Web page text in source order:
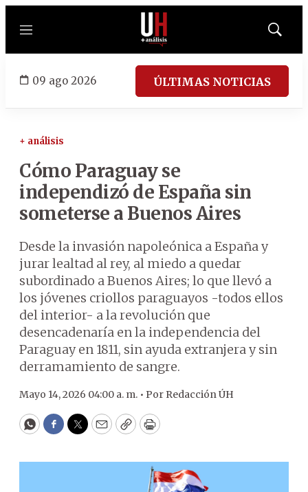
Menú
Mostrar
09 ago 2026 ÚLTIMAS NOTICIAS
+ análisis
Cómo Paraguay se
independizó de España sin
someterse a Buenos Aires
Desde la invasión napoleónica a España y
jurar lealtad al rey, al miedo a quedar
subordinado a Buenos Aires; lo que llevó a
los jóvenes criollos paraguayos -todos ellos
del interior- a la revolución que
desencadenaría en la independencia del
Paraguay en 1811, sin ayuda extranjera y sin
derramamiento de sangre.
Mayo 14, 2026 04:00 a. m. • Por Redacción ÚH
WhatsApp
Facebook
Twitter
EmailCopyPrint